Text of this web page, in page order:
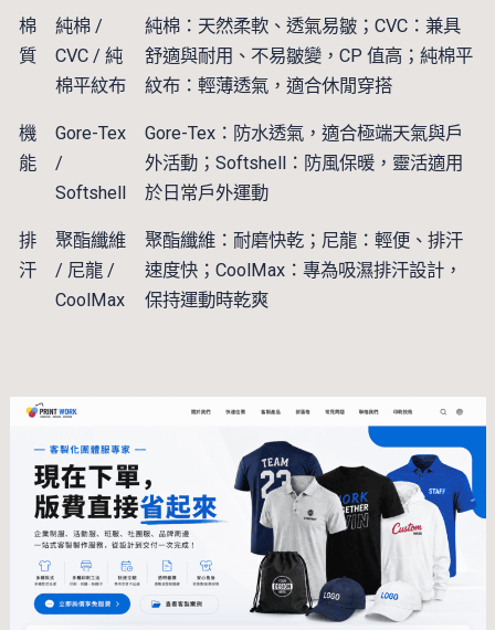
棉
質
純棉 /
CVC / 純
棉平紋布
純棉：天然柔軟、透氣易皺；CVC：兼具
舒適與耐用、不易皺變，CP 值高；純棉平
紋布：輕薄透氣，適合休閒穿搭
機
能
Gore-Tex
/
Softshell
Gore-Tex：防水透氣，適合極端天氣與戶
外活動；Softshell：防風保暖，靈活適用
於日常戶外運動
排
汗
聚酯纖維
/ 尼龍 /
CoolMax
聚酯纖維：耐磨快乾；尼龍：輕便、排汗
速度快；CoolMax：專為吸濕排汗設計，
保持運動時乾爽